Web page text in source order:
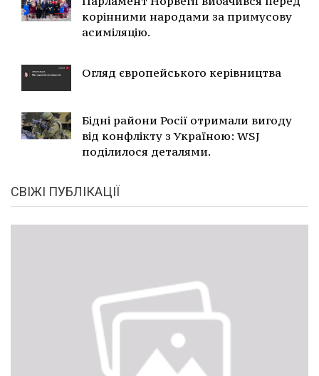
корінними народами за примусову
асиміляцію.
Огляд європейського керівництва
Бідні райони Росії отримали вигоду
від конфлікту з Україною: WSJ
поділилося деталями.
СВІЖІ ПУБЛІКАЦІЇ